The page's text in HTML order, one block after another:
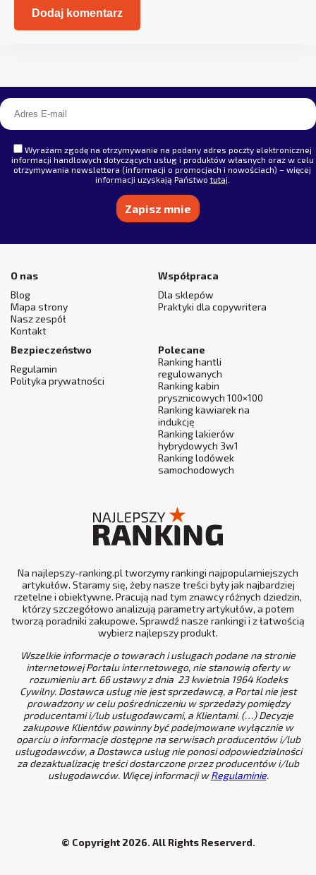
Wyrażam zgodę na otrzymywanie na podany adres poczty elektronicznej
informacji handlowych dotyczących usług i produktów własnych oraz w celu
otrzymywania newslettera (informacji o promocjach i nowościach) – więcej
informacji uzyskają Państwotutaj
O nas
Blog
Mapa strony
Nasz zespół
Kontakt
Współpraca
Dla sklepów
Praktyki dla copywritera
Bezpieczeństwo
Regulamin
Polityka prywatności
Polecane
Ranking hantli
regulowanych
Ranking kabin
prysznicowych 100×100
Ranking kawiarek na
indukcję
Ranking lakierów
hybrydowych 3w1
Ranking lodówek
samochodowych
Na najlepszy-ranking.pl tworzymy rankingi najpopularniejszych
artykułów. Staramy się, żeby nasze treści były jak najbardziej
rzetelne i obiektywne. Pracują nad tym znawcy różnych dziedzin,
którzy szczegółowo analizują parametry artykułów, a potem
tworzą poradniki zakupowe. Sprawdź nasze rankingi i z łatwością
wybierz najlepszy produkt.
Wszelkie informacje o towarach i usługach podane na stronie
internetowej Portalu internetowego, nie stanowią oferty w
rozumieniu art. 66 ustawy z dnia 23 kwietnia 1964 Kodeks
Cywilny. Dostawca usług nie jest sprzedawcą, a Portal nie jest
prowadzony w celu pośredniczeniu w sprzedaży pomiędzy
producentami i/lub usługodawcami, a Klientami. (…) Decyzje
zakupowe Klientów powinny być podejmowane wyłącznie w
oparciu o informacje dostępne na serwisach producentów i/lub
usługodawców, a Dostawca usług nie ponosi odpowiedzialności
za dezaktualizację treści dostarczone przez producentów i/lub
usługodawców. Więcej informacji wRegulaminie.
© Copyright 2026. All Rights Reserverd.